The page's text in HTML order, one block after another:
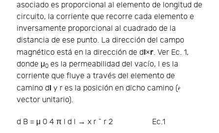
asociado es proporcional al elemento de longitud de
circuito, la corriente que recorre cada elemento e
inversamente proporcional al cuadrado de la
distancia de ese punto. La dirección del campo
magnético está en la dirección de dl×r. Ver Ec. 1,
donde μ0 es la permeabilidad del vacío, I es la
corriente que fluye a través del elemento de
camino dl y r es la posición en dicho camino (
vector unitario).
d B = μ 0 4 π I d l → x r ^ r 2 Ec.1